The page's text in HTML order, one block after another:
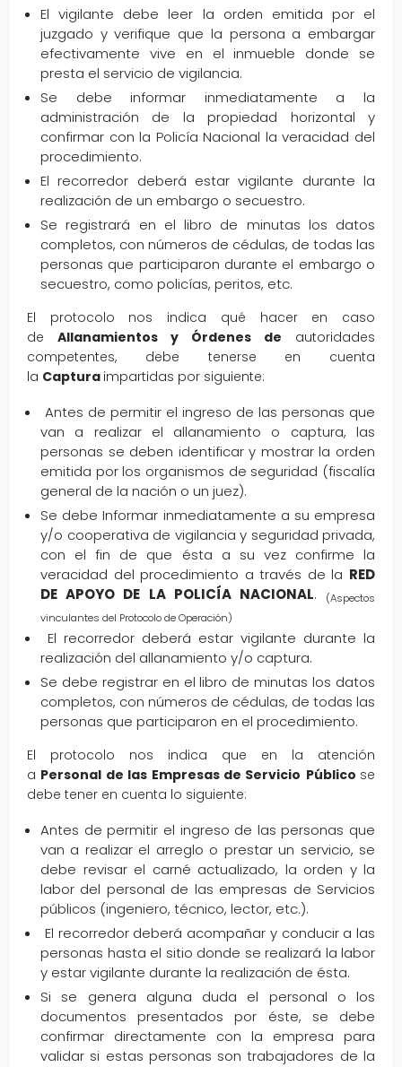
El vigilante debe leer la orden emitida por el
juzgado y verifique que la persona a embargar
efectivamente vive en el inmueble donde se
presta el servicio de vigilancia.
Se debe informar inmediatamente a la
administración de la propiedad horizontal y
confirmar con la Policía Nacional la veracidad del
procedimiento.
El recorredor deberá estar vigilante durante la
realización de un embargo o secuestro.
Se registrará en el libro de minutas los datos
completos, con números de cédulas, de todas las
personas que participaron durante el embargo o
secuestro, como policías, peritos, etc.
El protocolo nos indica qué hacer en caso
de Allanamientos y Órdenes de autoridades
competentes, debe tenerse en cuenta
la Captura impartidas por siguiente:
Antes de permitir el ingreso de las personas que
van a realizar el allanamiento o captura, las
personas se deben identificar y mostrar la orden
emitida por los organismos de seguridad (fiscalía
general de la nación o un juez).
Se debe Informar inmediatamente a su empresa
y/o cooperativa de vigilancia y seguridad privada,
con el fin de que ésta a su vez confirme la
veracidad del procedimiento a través de la RED
DE APOYO DE LA POLICÍA NACIONAL.
(Aspectos
vinculantes del Protocolo de Operación)
El recorredor deberá estar vigilante durante la
realización del allanamiento y/o captura.
Se debe registrar en el libro de minutas los datos
completos, con números de cédulas, de todas las
personas que participaron en el procedimiento.
El protocolo nos indica que en la atención
a Personal de las Empresas de Servicio Público se
debe tener en cuenta lo siguiente:
Antes de permitir el ingreso de las personas que
van a realizar el arreglo o prestar un servicio, se
debe revisar el carné actualizado, la orden y la
labor del personal de las empresas de Servicios
públicos (ingeniero, técnico, lector, etc.).
El recorredor deberá acompañar y conducir a las
personas hasta el sitio donde se realizará la labor
y estar vigilante durante la realización de ésta.
Si se genera alguna duda el personal o los
documentos presentados por éste, se debe
confirmar directamente con la empresa para
validar si estas personas son trabajadores de la